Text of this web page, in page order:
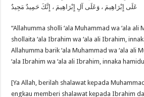
عَلَى إِبْرَاهِيمَ ، وَعَلَى آلِ إِبْرَاهِيمَ ، إِنَّكَ حَمِيدٌ مَجِيدٌ
“Allahumma sholli ‘ala Muhammad wa ‘ala ali
shollaita ‘ala Ibrahim wa ‘ala ali Ibrahim,
Allahumma barik ‘ala Muhammad wa ‘ala ali
‘ala Ibrahim wa ‘ala ali Ibrahim, innaka
[Ya Allah, berilah shalawat kepada
engkau memberi shalawat kepada Ibrahim